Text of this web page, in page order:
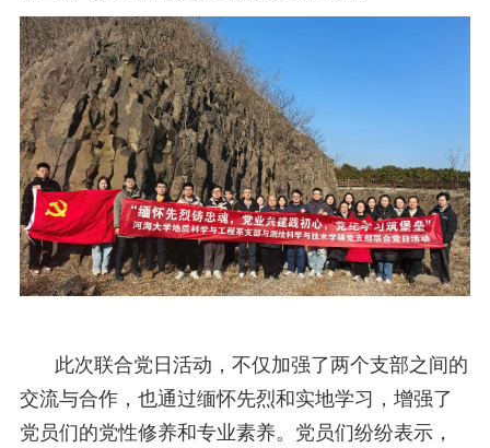
此次联合党日活动，不仅加强了两个支部之间的
交流与合作，也通过缅怀先烈和实地学习，增强了
党员们的党性修养和专业素养。党员们纷纷表示，